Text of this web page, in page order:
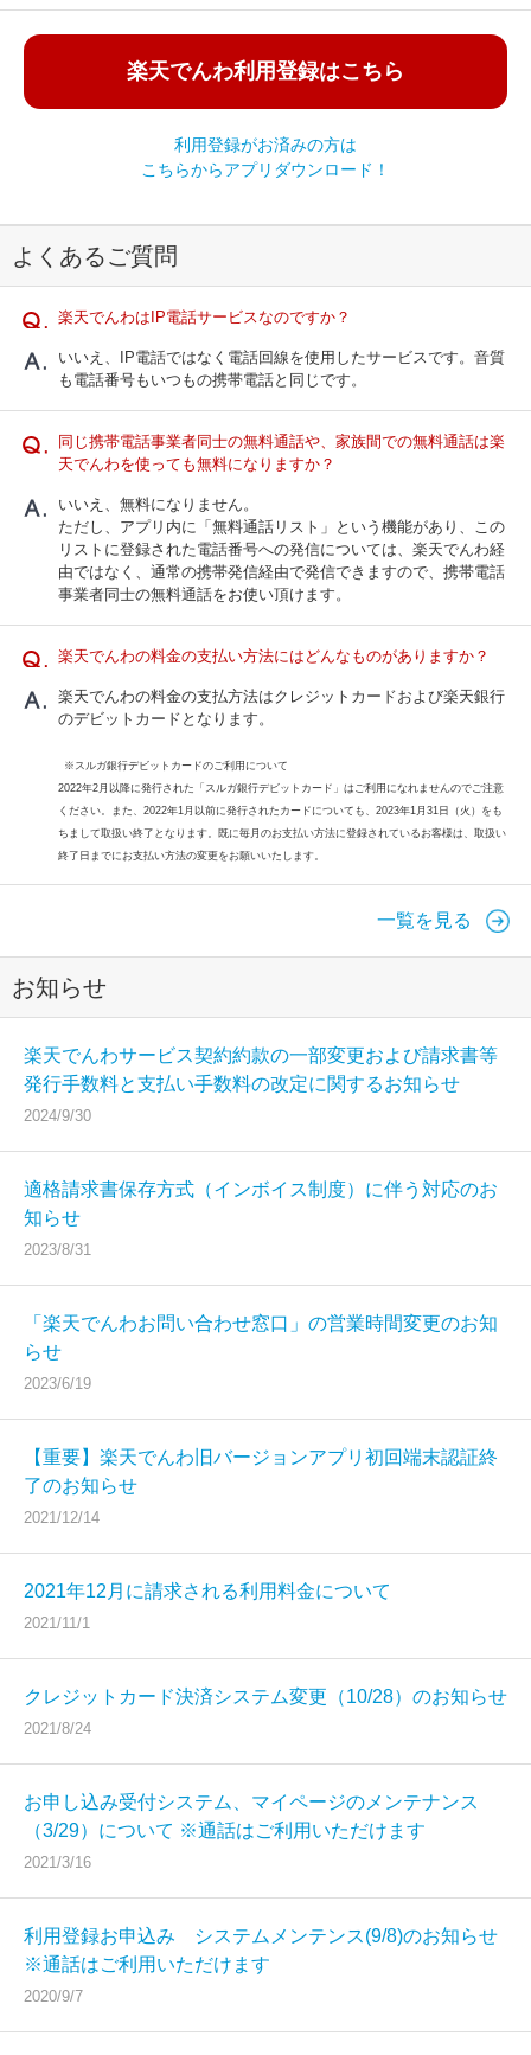
楽天でんわ利用登録はこちら
利用登録がお済みの方は
こちらからアプリダウンロード！
よくあるご質問
楽天でんわはIP電話サービスなのですか？
いいえ、IP電話ではなく電話回線を使用したサービスです。音質
も電話番号もいつもの携帯電話と同じです。
同じ携帯電話事業者同士の無料通話や、家族間での無料通話は楽
天でんわを使っても無料になりますか？
いいえ、無料になりません。
ただし、アプリ内に「無料通話リスト」という機能があり、この
リストに登録された電話番号への発信については、楽天でんわ経
由ではなく、通常の携帯発信経由で発信できますので、携帯電話
事業者同士の無料通話をお使い頂けます。
楽天でんわの料金の支払い方法にはどんなものがありますか？
楽天でんわの料金の支払方法はクレジットカードおよび楽天銀行
のデビットカードとなります。
※スルガ銀行デビットカードのご利用について
2022年2月以降に発行された「スルガ銀行デビットカード」はご利用になれませんのでご注意
ください。また、2022年1月以前に発行されたカードについても、2023年1月31日（火）をも
ちまして取扱い終了となります。既に毎月のお支払い方法に登録されているお客様は、取扱い
終了日までにお支払い方法の変更をお願いいたします。
一覧を見る
お知らせ
楽天でんわサービス契約約款の一部変更および請求書等
発行手数料と支払い手数料の改定に関するお知らせ
2024/9/30
適格請求書保存方式（インボイス制度）に伴う対応のお
知らせ
2023/8/31
「楽天でんわお問い合わせ窓口」の営業時間変更のお知
らせ
2023/6/19
【重要】楽天でんわ旧バージョンアプリ初回端末認証終
了のお知らせ
2021/12/14
2021年12月に請求される利用料金について
2021/11/1
クレジットカード決済システム変更（10/28）のお知らせ
2021/8/24
お申し込み受付システム、マイページのメンテナンス
（3/29）について ※通話はご利用いただけます
2021/3/16
利用登録お申込み システムメンテンス(9/8)のお知らせ
※通話はご利用いただけます
2020/9/7